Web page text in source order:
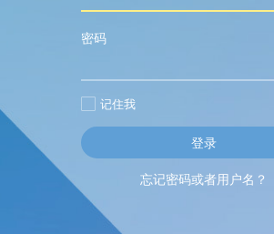
密码
记住我
忘记密码或者用户名？